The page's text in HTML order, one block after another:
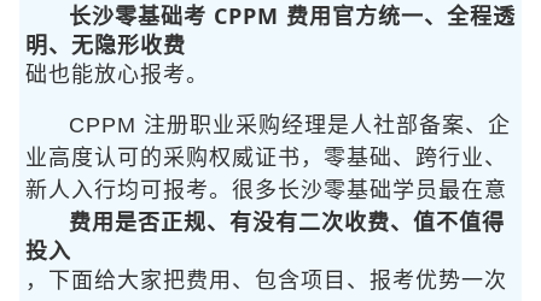
长沙零基础考 CPPM 费用官方统一、全程透
明、无隐形收费
础也能放心报考。
CPPM 注册职业采购经理是人社部备案、企
业高度认可的采购权威证书，零基础、跨行业、
新人入行均可报考。很多长沙零基础学员最在意
费用是否正规、有没有二次收费、值不值得
投入
，下面给大家把费用、包含项目、报考优势一次